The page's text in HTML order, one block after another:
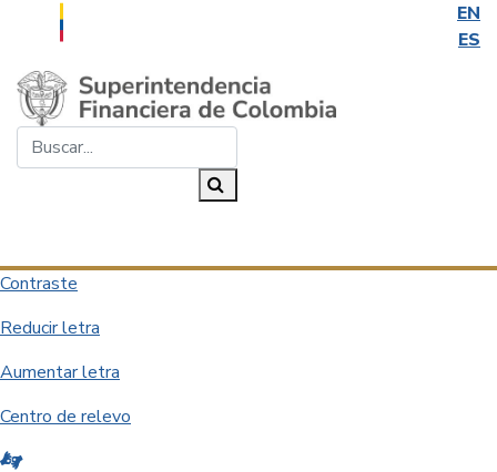
EN
ES
Saltar al contenido principal
Contraste
Reducir letra
Aumentar letra
Centro de relevo